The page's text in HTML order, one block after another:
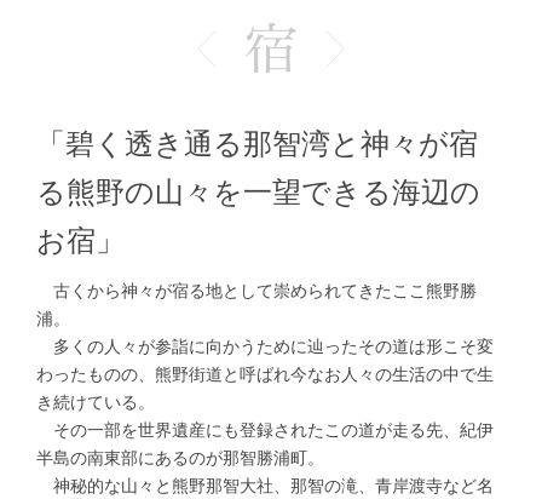
「碧く透き通る那智湾と神々が宿
る熊野の山々を一望できる海辺の
お宿」
古くから神々が宿る地として崇められてきたここ熊野勝
浦。
多くの人々が参詣に向かうために辿ったその道は形こそ変
わったものの、熊野街道と呼ばれ今なお人々の生活の中で生
き続けている。
その一部を世界遺産にも登録されたこの道が走る先、紀伊
半島の南東部にあるのが那智勝浦町。
神秘的な山々と熊野那智大社、那智の滝、青岸渡寺など名